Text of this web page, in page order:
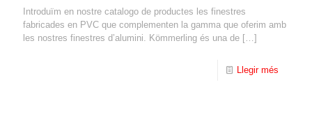
Introduïm en nostre catalogo de productes les finestres
fabricades en PVC que complementen la gamma que oferim amb
les nostres finestres d’alumini. Kömmerling és una de […]
Llegir més